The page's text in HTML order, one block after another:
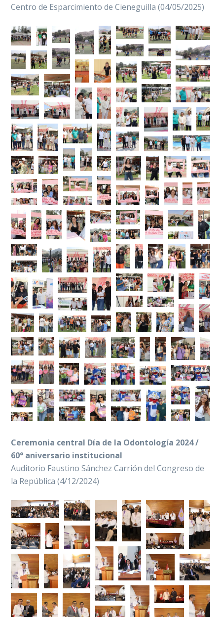
Centro de Esparcimiento de Cieneguilla (04/05/2025)
Ceremonia central Día de la Odontología 2024 /
60° aniversario institucional
Auditorio Faustino Sánchez Carrión del Congreso de
la República (4/12/2024)